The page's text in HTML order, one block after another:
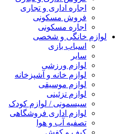
اجاره اداری و تجاری
فروش مسکونی
اجاره مسکونی
لوازم خانگی و شخصی
اسباب بازی
سایر
لوازم ورزشی
لوازم خانه و آشپزخانه
لوازم موسیقی
لوازم تزئینی
سیسمونی / لوازم کودک
لوازم اداری فروشگاهی
تصفیه آب و هوا